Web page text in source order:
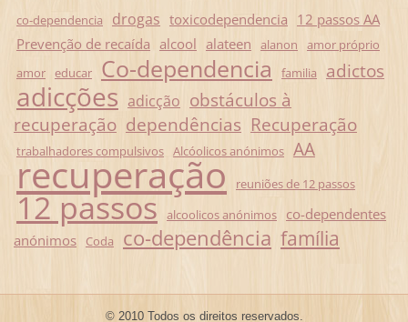
co-dependencia drogas toxicodependencia 12 passos AA
Prevenção de recaída alcool alateen alanon
amor próprio
amor educar Co-dependencia familia adictos
adicções adicção obstáculos à
recuperação dependências Recuperação
trabalhadores compulsivos Alcóolicos anónimos AA
recuperação reuniões de 12 passos
12 passos alcoolicos anónimos
co-dependentes
anónimos
Coda co-dependência família
© 2010 Todos os direitos reservados.